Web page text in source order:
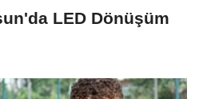
LED Dönüşüm